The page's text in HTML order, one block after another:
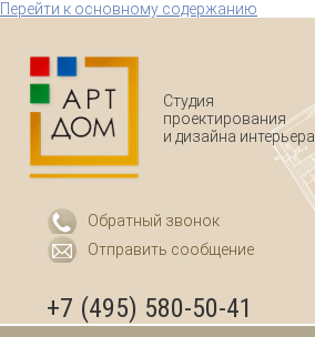
Перейти к основному содержанию
Студия
проектирования
и дизайна интерьера
Обратный звонок
Отправить сообщение
+7 (495) 580-50-41